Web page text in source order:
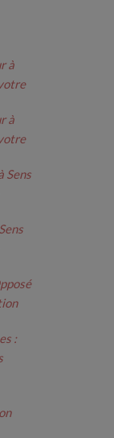
à
à
Sens
: